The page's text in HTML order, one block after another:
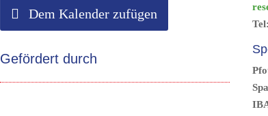
Dem Kalender zufügen
Gefördert durch